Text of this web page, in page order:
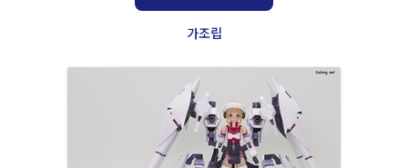
가조립